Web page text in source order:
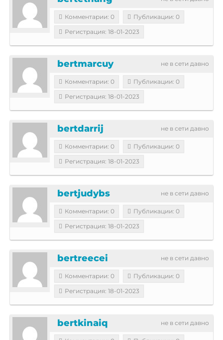
Комментарии: 0
Публикации: 0
Регистрация: 18-01-2023
не в сети давно
bertmarcuy
Комментарии: 0
Публикации: 0
Регистрация: 18-01-2023
не в сети давно
bertdarrij
Комментарии: 0
Публикации: 0
Регистрация: 18-01-2023
не в сети давно
bertjudybs
Комментарии: 0
Публикации: 0
Регистрация: 18-01-2023
не в сети давно
bertreecei
Комментарии: 0
Публикации: 0
Регистрация: 18-01-2023
не в сети давно
bertkinaiq